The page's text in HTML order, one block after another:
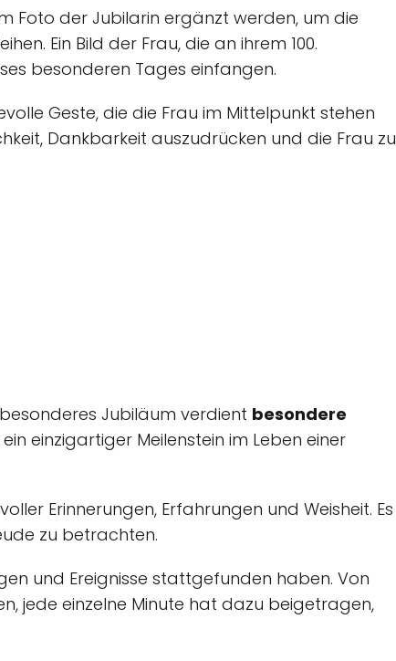
Foto der Jubilarin ergänzt werden, um die
Ein Bild der Frau, die an ihrem 100.
besonderen Tages einfangen.
Geste, die die Frau im Mittelpunkt stehen
Dankbarkeit auszudrücken und die Frau zu
Jubiläum verdient besondere
einzigartiger Meilenstein im Leben einer
Erinnerungen, Erfahrungen und Weisheit. Es
zu betrachten.
und Ereignisse stattgefunden haben. Von
jede einzelne Minute hat dazu beigetragen,